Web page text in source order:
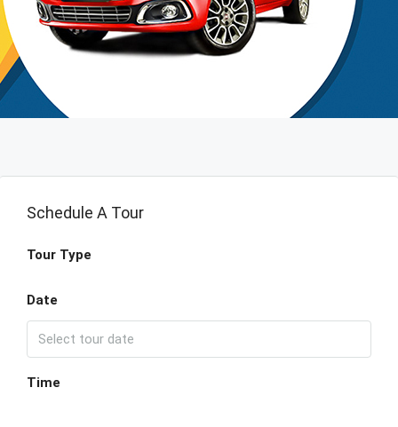
Schedule A Tour
Tour Type
Date
Time